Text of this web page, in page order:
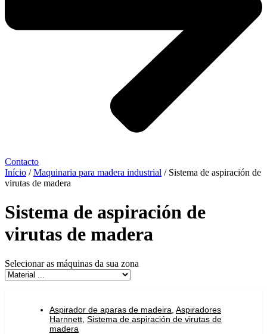
Contacto
Início /Maquinaria para madera industrial / Sistema de aspiración de
virutas de madera
Sistema de aspiración de
virutas de madera
Selecionar as máquinas da sua zona
Aspirador de aparas de madeira Aspiradores
Harnnett Sistema de aspiración de virutas de
madera